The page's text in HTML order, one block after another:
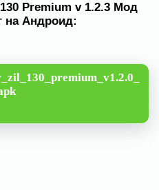
Premium v 1.2.3 Мод
на Андроид: